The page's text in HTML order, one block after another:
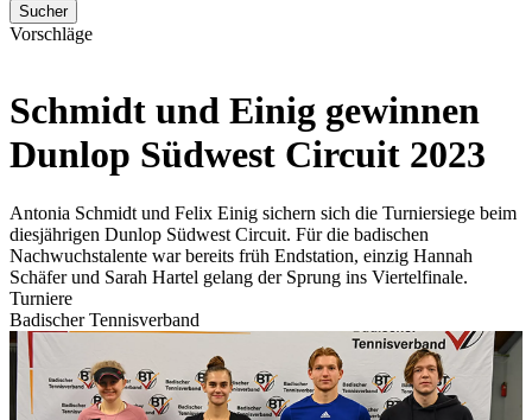
Sucher
Vorschläge
Schmidt und Einig gewinnen
Dunlop Südwest Circuit 2023
Antonia Schmidt und Felix Einig sichern sich die Turniersiege beim
diesjährigen Dunlop Südwest Circuit. Für die badischen
Nachwuchstalente war bereits früh Endstation, einzig Hannah
Schäfer und Sarah Hartel gelang der Sprung ins Viertelfinale.
Turniere
Badischer Tennisverband